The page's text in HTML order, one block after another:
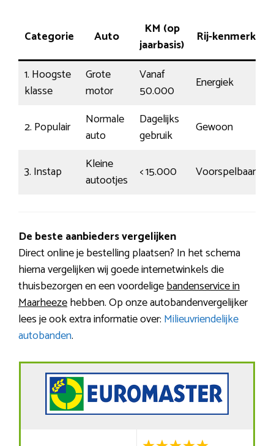
Categorie Auto
KM (op
jaarbasis)
Rij-kenmerk
1. Hoogste
klasse
Grote
motor
Vanaf
50.000
Energiek
2. Populair
Normale
auto
Dagelijks
gebruik
Gewoon
3. Instap
Kleine
autootjes
< 15.000 Voorspelbaar
De beste aanbieders vergelijken
Direct online je bestelling plaatsen? In het schema
hierna vergelijken wij goede internetwinkels die
thuisbezorgen en een voordeligebandenservice in
Maarheezehebben. Op onze autobandenvergelijker
lees je ook extra informatie over: Milieuvriendelijke
autobanden.